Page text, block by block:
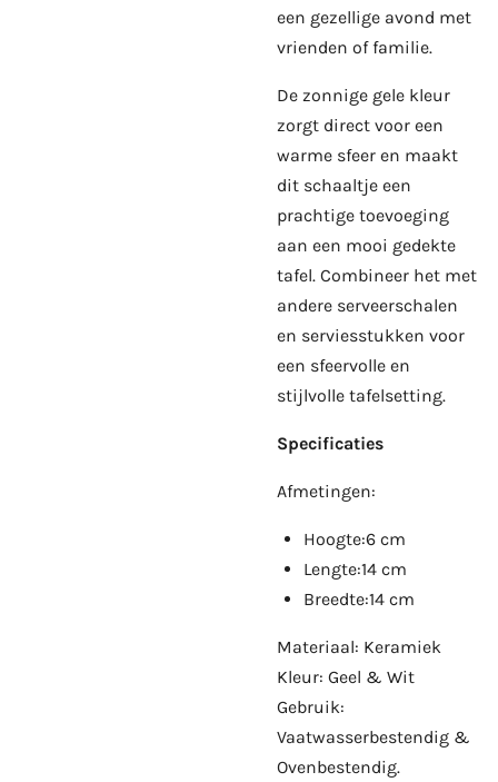
een gezellige avond met
vrienden of familie.
De zonnige gele kleur
zorgt direct voor een
warme sfeer en maakt
dit schaaltje een
prachtige toevoeging
aan een mooi gedekte
tafel. Combineer het met
andere serveerschalen
en serviesstukken voor
een sfeervolle en
stijlvolle tafelsetting.
Specificaties
Afmetingen:
Hoogte:6 cm
Lengte:14 cm
Breedte:14 cm
Materiaal: Keramiek
Kleur: Geel & Wit
Gebruik:
Vaatwasserbestendig &
Ovenbestendig.